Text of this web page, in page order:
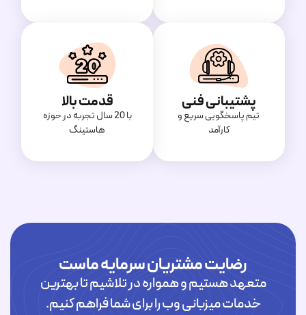
پشتیبانی فنی
تیم پاسخگویی سریع و
کارآمد
قدمت بالا
با 20 سال تجربه در حوزه
هاستینگ
رضایت مشتریان سرمایه ماست
متعهد هستیم و همواره در تلاشیم تا بهترین
خدمات میزبانی وب را برای شما فراهم کنیم.